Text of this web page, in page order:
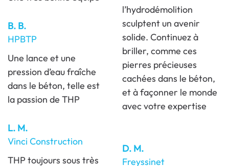
l’hydrodémolition
sculptent un avenir
solide. Continuez à
briller, comme ces
pierres précieuses
cachées dans le béton,
et à façonner le monde
avec votre expertise
B. B.
HPBTP
Une lance et une
pression d’eau fraîche
dans le béton, telle est
la passion de THP
L. M.
Vinci Construction
THP toujours sous très
D. M.
Freyssinet